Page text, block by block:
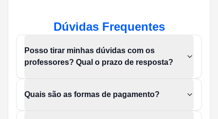
Dúvidas Frequentes
Posso tirar minhas dúvidas com os
professores? Qual o prazo de resposta?
Quais são as formas de pagamento?